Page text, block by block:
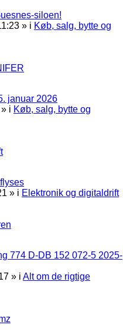
siloen!
» i Køb, salg, bytte og
januar 2026
» i Køb, salg, bytte og
» i Elektronik og digitaldrift
774 D-DB 152 072-5 2025-
» i Alt om de rigtige